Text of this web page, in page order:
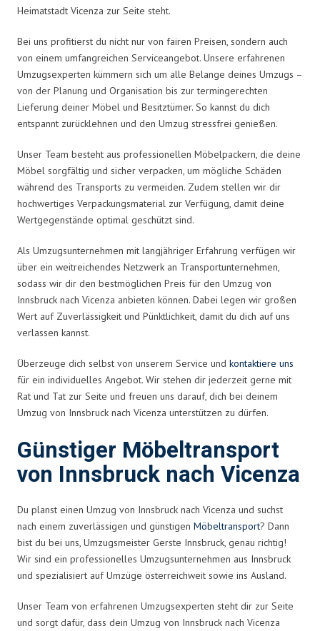
Heimatstadt Vicenza zur Seite steht.
Bei uns profitierst du nicht nur von fairen Preisen, sondern auch
von einem umfangreichen Serviceangebot. Unsere erfahrenen
Umzugsexperten kümmern sich um alle Belange deines Umzugs –
von der Planung und Organisation bis zur termingerechten
Lieferung deiner Möbel und Besitztümer. So kannst du dich
entspannt zurücklehnen und den Umzug stressfrei genießen.
Unser Team besteht aus professionellen Möbelpackern, die deine
Möbel sorgfältig und sicher verpacken, um mögliche Schäden
während des Transports zu vermeiden. Zudem stellen wir dir
hochwertiges Verpackungsmaterial zur Verfügung, damit deine
Wertgegenstände optimal geschützt sind.
Als Umzugsunternehmen mit langjähriger Erfahrung verfügen wir
über ein weitreichendes Netzwerk an Transportunternehmen,
sodass wir dir den bestmöglichen Preis für den Umzug von
Innsbruck nach Vicenza anbieten können. Dabei legen wir großen
Wert auf Zuverlässigkeit und Pünktlichkeit, damit du dich auf uns
verlassen kannst.
Überzeuge dich selbst von unserem Service und kontaktiere uns
für ein individuelles Angebot. Wir stehen dir jederzeit gerne mit
Rat und Tat zur Seite und freuen uns darauf, dich bei deinem
Umzug von Innsbruck nach Vicenza unterstützen zu dürfen.
Günstiger Möbeltransport
von Innsbruck nach Vicenza
Du planst einen Umzug von Innsbruck nach Vicenza und suchst
nach einem zuverlässigen und günstigen Möbeltransport? Dann
bist du bei uns, Umzugsmeister Gerste Innsbruck, genau richtig!
Wir sind ein professionelles Umzugsunternehmen aus Innsbruck
und spezialisiert auf Umzüge österreichweit sowie ins Ausland.
Unser Team von erfahrenen Umzugsexperten steht dir zur Seite
und sorgt dafür, dass dein Umzug von Innsbruck nach Vicenza